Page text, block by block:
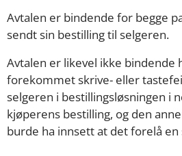
Avtalen er bindende for begge
sendt sin bestilling til selgeren.
Avtalen er likevel ikke bindende
forekommet skrive- eller
selgeren i bestillingsløsningen i
kjøperens bestilling, og den
burde ha innsett at det forelå en